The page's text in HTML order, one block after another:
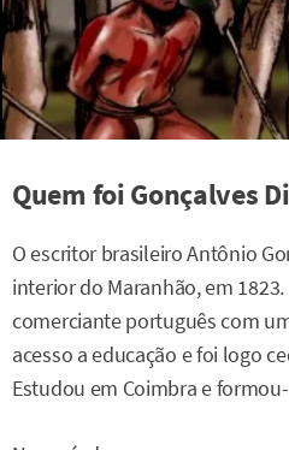
Quem foi Gonçalves
O escritor brasileiro Antônio
interior do Maranhão, em
comerciante português com
acesso a educação e foi logo
Estudou em Coimbra e